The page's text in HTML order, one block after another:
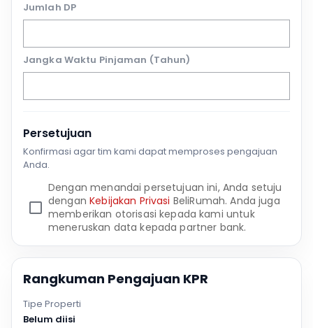
Jumlah DP
Jangka Waktu Pinjaman (Tahun)
Persetujuan
Konfirmasi agar tim kami dapat memproses pengajuan
Anda.
Dengan menandai persetujuan ini, Anda setuju
denganKebijakan Privasi BeliRumah. Anda juga
memberikan otorisasi kepada kami untuk
meneruskan data kepada partner bank.
Rangkuman Pengajuan KPR
Tipe Properti
Belum diisi